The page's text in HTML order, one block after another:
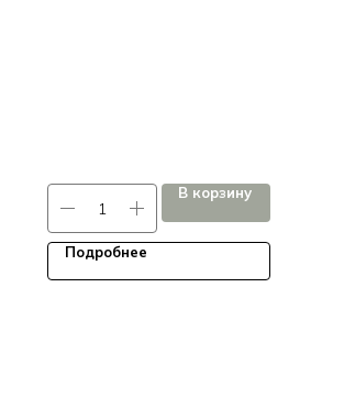
В корзину
Подробнее